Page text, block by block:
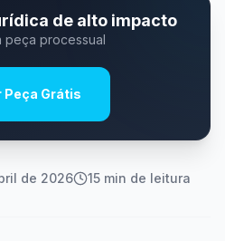
de alto impacto
peça processual
Peça Grátis
de 2026 15 min de leitura